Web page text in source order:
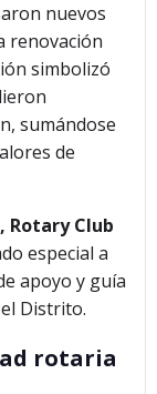
nuevos
renovación
simbolizó
sumándose
de
Rotary Club
especial a
apoyo y guía
Distrito.
rotaria